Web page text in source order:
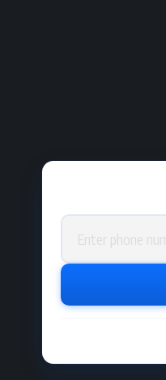
Phone number